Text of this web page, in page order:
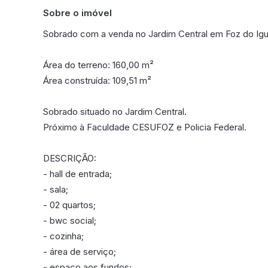
Sobre o imóvel
Sobrado com a venda no Jardim Central em Foz do
Área do terreno: 160,00 m²
Área construída: 109,51 m²
Sobrado situado no Jardim Central.
Próximo à Faculdade CESUFOZ e Policia Federal.
DESCRIÇÃO:
- hall de entrada;
- sala;
- 02 quartos;
- bwc social;
- cozinha;
- área de serviço;